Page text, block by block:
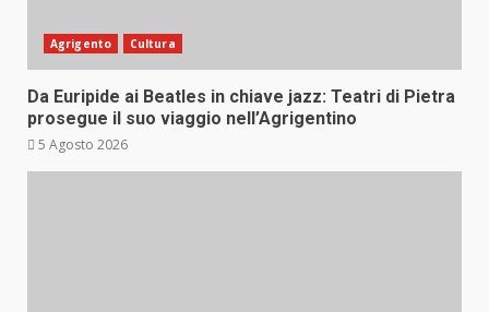
Agrigento Cultura
Da Euripide ai Beatles in chiave jazz: Teatri di Pietra
prosegue il suo viaggio nell’Agrigentino
5 Agosto 2026